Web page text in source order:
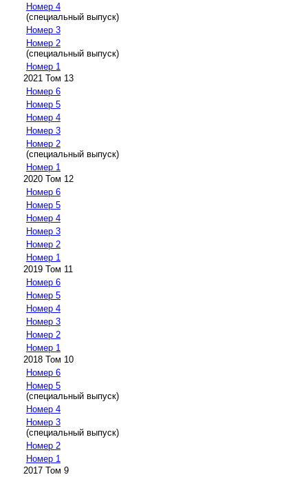
Номер 4
(специальный выпуск)
Номер 3
Номер 2
(специальный выпуск)
Номер 1
2021 Том 13
Номер 6
Номер 5
Номер 4
Номер 3
Номер 2
(специальный выпуск)
Номер 1
2020 Том 12
Номер 6
Номер 5
Номер 4
Номер 3
Номер 2
Номер 1
2019 Том 11
Номер 6
Номер 5
Номер 4
Номер 3
Номер 2
Номер 1
2018 Том 10
Номер 6
Номер 5
(специальный выпуск)
Номер 4
Номер 3
(специальный выпуск)
Номер 2
Номер 1
2017 Том 9